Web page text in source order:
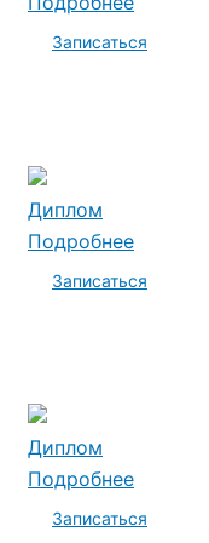
Записаться
Диплом
Подробнее
Записаться
Диплом
Подробнее
Записаться